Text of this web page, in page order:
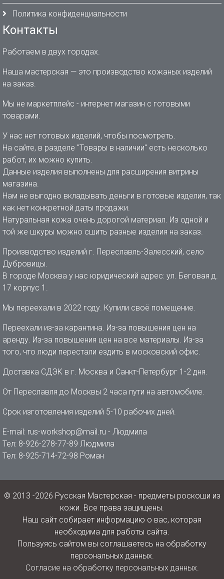
Политика конфиденциальности
Контакты
Работаем в двух городах.
Наша мастерская — это производство кожаных изделий
на заказ.
Мы не маркетплейс - интернет магазин с готовыми
товарами.
У нас нет готовых изделий, чтобы посмотреть.
На сайте, в разделе "Товары в наличии" есть несколько
работ, их можно купить.
Данные изделия выполнены для расширения витрины
магазина.
Нам не выгодно вкладывать деньги в готовые изделия, так
как нет конкретной даты продажи.
Натуральная кожа очень дорогой материал. Из одной и
той же шкуры можно сшить разные изделия на заказ.
Производство изделий г. Переславль-Залесский, село
Дубровицы.
В городе Москва у нас юридический адрес: ул. Беговая д.
17 корпус 1.
Мы переехали в 2022 году. Купили своё помещение.
Переехали из-за карантина. Из-за повышения цен на
аренду. Из-за повышения цен на все материалы. Из-за
того, что люди перестали ездить в московский офис.
Доставка СДЭК в г. Москва и Санкт-Петербург 1-2 дня.
От Переславля до Москвы 2 часа пути на автомобиле.
Срок изготовления изделий 5-10 рабочих дней.
E-mail: rus-workshop@mail.ru - Людмила
Тел: 8-926-278-77-89 Людмила
Тел: 8-925-714-72-98 Роман
© 2013 -2026 Русская Мастерская - предметы роскоши из
кожи. Все права защищены.
Наш сайт собирает информацию о вас, которая
необходима для работы сайта.
Пользуясь сайтом вы соглашаетесь на обработку
персональных данных.
Согласие на обработку персональных данных.